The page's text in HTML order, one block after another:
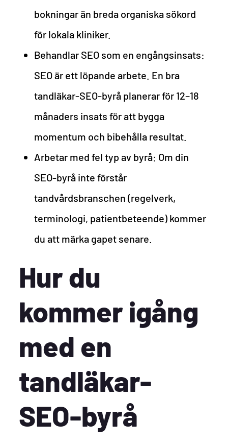
bokningar än breda organiska sökord
för lokala kliniker.
Behandlar SEO som en engångsinsats:
SEO är ett löpande arbete. En bra
tandläkar-SEO-byrå planerar för 12–18
månaders insats för att bygga
momentum och bibehålla resultat.
Arbetar med fel typ av byrå: Om din
SEO-byrå inte förstår
tandvårdsbranschen (regelverk,
terminologi, patientbeteende) kommer
du att märka gapet senare.
Hur du
kommer igång
med en
tandläkar-
SEO-byrå